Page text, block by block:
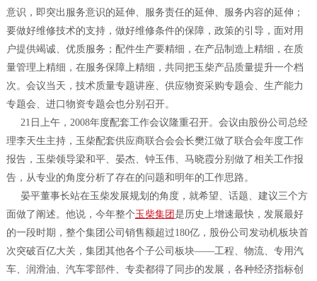
意识，即突出服务意识的延伸、服务责任的延伸、服务内容的延伸；
要做好维修技术的支持，做好维修条件的保障，政策的引导，面对用
户提供竭诚、优质服务；配件生产要精细，在产品制造上精细，在质
量管理上精细，在服务保障上精细，共同把玉柴产品质量提升一个档
次。会议当天，技术质量专题讲座、供应物资采购专题会、生产能力
专题会、进口物资专题会也分别召开。
21日上午，2008年度配套工作会议隆重召开。会议由股份公司总经
理李天生主持，玉柴配套供应商联合会会长樊江做了联合会年度工作
报告，玉柴领导梁和平、晏杰、钟玉伟、马晓霞分别做了相关工作报
告，从专业的角度分析了存在的问题和明年的工作思路。
晏平董事长站在玉柴发展规划的角度，就希望、话题、建议三个方
面做了阐述。他说，今年整个玉柴集团 是历史上增速最快，发展最好
的一段时期，整个集团公司销售额超过180亿，股份公司发动机板块首
次突破百亿大关，集团其他各个子公司板块——工程、物流、专用汽
车、润滑油、汽车零部件、专卖都得了同步的发展，各种经济指标创